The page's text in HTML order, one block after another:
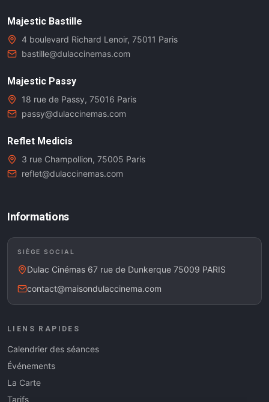
Majestic Bastille
4 boulevard Richard Lenoir, 75011 Paris
bastille@dulaccinemas.com
Majestic Passy
18 rue de Passy, 75016 Paris
passy@dulaccinemas.com
Reflet Medicis
3 rue Champollion, 75005 Paris
reflet@dulaccinemas.com
Informations
SIÈGE SOCIAL
Dulac Cinémas 67 rue de Dunkerque 75009 PARIS
contact@maisondulaccinema.com
LIENS RAPIDES
Calendrier des séances
Événements
La Carte
Tarifs